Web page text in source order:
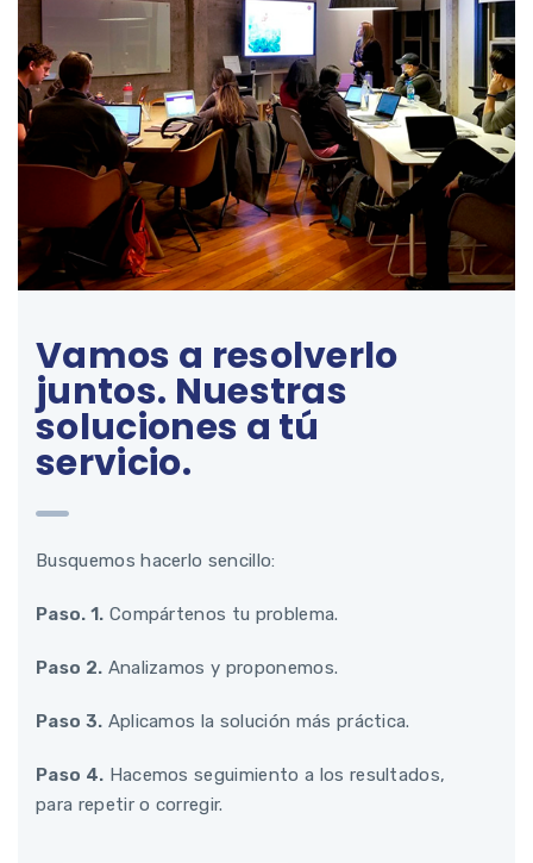
Vamos a resolverlo
juntos. Nuestras
soluciones a tú
servicio.
Busquemos hacerlo sencillo:
Paso. 1. Compártenos tu problema.
Paso 2. Analizamos y proponemos.
Paso 3. Aplicamos la solución más práctica.
Paso 4. Hacemos seguimiento a los resultados,
para repetir o corregir.